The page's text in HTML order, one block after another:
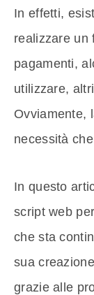
In effetti,
realizzare un
pagamenti,
utilizzare,
Ovviamente,
necessità
In questo
script web
che sta
sua
grazie alle